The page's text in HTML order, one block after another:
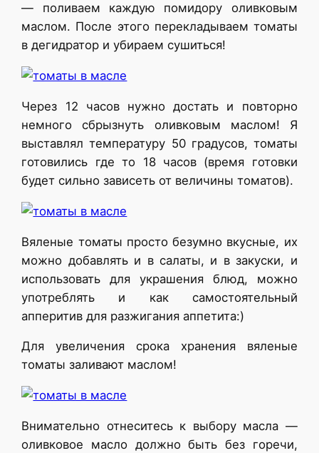
— поливаем каждую помидору оливковым
маслом. После этого перекладываем томаты
в дегидратор и убираем сушиться!
Через 12 часов нужно достать и повторно
немного сбрызнуть оливковым маслом! Я
выставлял температуру 50 градусов, томаты
готовились где то 18 часов (время готовки
будет сильно зависеть от величины томатов).
Вяленые томаты просто безумно вкусные, их
можно добавлять и в салаты, и в закуски, и
использовать для украшения блюд, можно
употреблять и как самостоятельный
апперитив для разжигания аппетита:)
Для увеличения срока хранения вяленые
томаты заливают маслом!
Внимательно отнеситесь к выбору масла —
оливковое масло должно быть без горечи,